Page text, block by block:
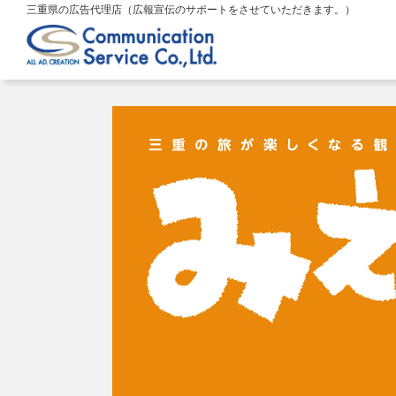
三重県の広告代理店（広報宣伝のサポートをさせていただきます。）